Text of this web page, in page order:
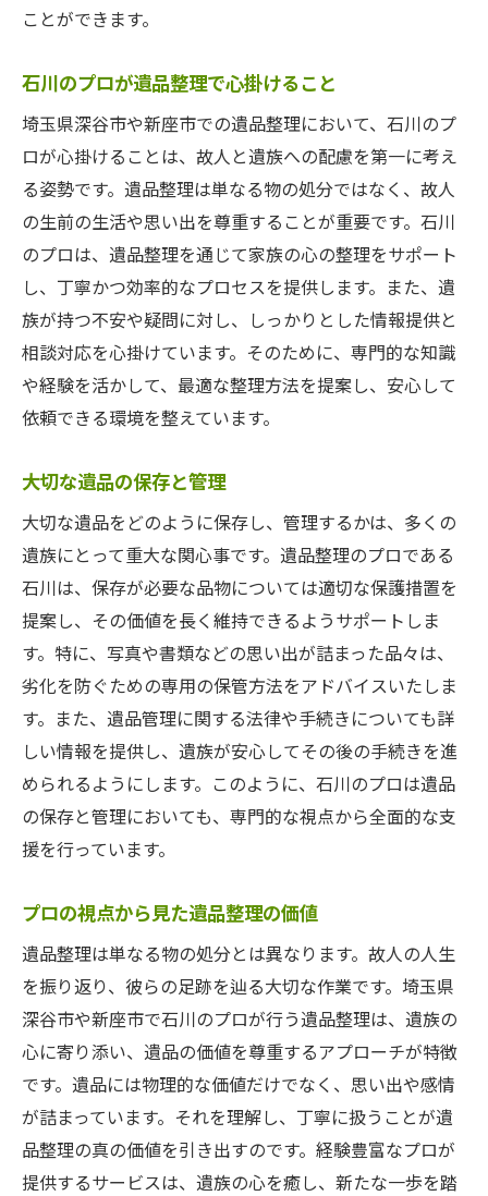
ことができます。
石川のプロが遺品整理で心掛けること
埼玉県深谷市や新座市での遺品整理において、石川のプ
ロが心掛けることは、故人と遺族への配慮を第一に考え
る姿勢です。遺品整理は単なる物の処分ではなく、故人
の生前の生活や思い出を尊重することが重要です。石川
のプロは、遺品整理を通じて家族の心の整理をサポート
し、丁寧かつ効率的なプロセスを提供します。また、遺
族が持つ不安や疑問に対し、しっかりとした情報提供と
相談対応を心掛けています。そのために、専門的な知識
や経験を活かして、最適な整理方法を提案し、安心して
依頼できる環境を整えています。
大切な遺品の保存と管理
大切な遺品をどのように保存し、管理するかは、多くの
遺族にとって重大な関心事です。遺品整理のプロである
石川は、保存が必要な品物については適切な保護措置を
提案し、その価値を長く維持できるようサポートしま
す。特に、写真や書類などの思い出が詰まった品々は、
劣化を防ぐための専用の保管方法をアドバイスいたしま
す。また、遺品管理に関する法律や手続きについても詳
しい情報を提供し、遺族が安心してその後の手続きを進
められるようにします。このように、石川のプロは遺品
の保存と管理においても、専門的な視点から全面的な支
援を行っています。
プロの視点から見た遺品整理の価値
遺品整理は単なる物の処分とは異なります。故人の人生
を振り返り、彼らの足跡を辿る大切な作業です。埼玉県
深谷市や新座市で石川のプロが行う遺品整理は、遺族の
心に寄り添い、遺品の価値を尊重するアプローチが特徴
です。遺品には物理的な価値だけでなく、思い出や感情
が詰まっています。それを理解し、丁寧に扱うことが遺
品整理の真の価値を引き出すのです。経験豊富なプロが
提供するサービスは、遺族の心を癒し、新たな一歩を踏